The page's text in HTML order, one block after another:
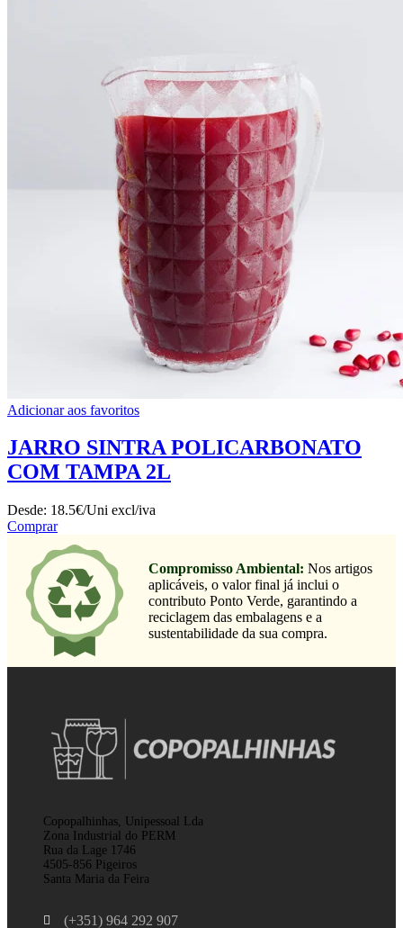
Adicionar aos favoritos
JARRO SINTRA POLICARBONATO
COM TAMPA 2L
Desde: 18.5€/Uni excl/iva
Comprar
Compromisso Ambiental: Nos artigos
aplicáveis, o valor final já inclui o
contributo Ponto Verde, garantindo a
reciclagem das embalagens e a
sustentabilidade da sua compra.
Copopalhinhas, Unipessoal Lda
Zona Industrial do PERM
Rua da Lage 1746
4505-856 Pigeiros
Santa Maria da Feira
(+351) 964 292 907